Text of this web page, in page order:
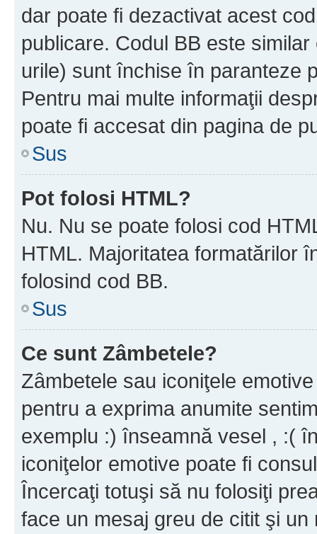
dar poate fi dezactivat acest
publicare. Codul BB este
urile) sunt închise în paranteze
Pentru mai multe informaţii
poate fi accesat din pagina de
Sus
Pot folosi HTML?
Nu. Nu se poate folosi cod
HTML. Majoritatea formatărilor
folosind cod BB.
Sus
Ce sunt Zâmbetele?
Zâmbetele sau iconiţele
pentru a exprima anumite
exemplu :) înseamnă vesel , :(
iconiţelor emotive poate fi
Încercaţi totuşi să nu folosiţi
face un mesaj greu de citit şi